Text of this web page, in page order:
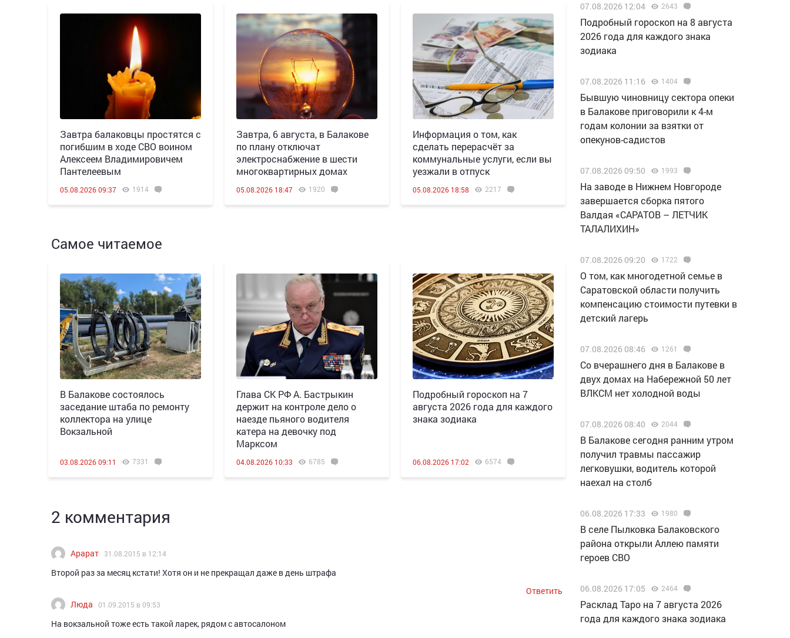
Завтра балаковцы простятся с
погибшим в ходе СВО воином
Алексеем Владимировичем
Пантелеевым
05.08.2026 09:37 1914
Завтра, 6 августа, в Балакове
по плану отключат
электроснабжение в шести
многоквартирных домах
05.08.2026 18:47 1920
Информация о том, как
сделать перерасчёт за
коммунальные услуги, если вы
уезжали в отпуск
05.08.2026 18:58 2217
Самое читаемое
В Балакове состоялось
заседание штаба по ремонту
коллектора на улице
Вокзальной
03.08.2026 09:11 7331
Глава СК РФ А. Бастрыкин
держит на контроле дело о
наезде пьяного водителя
катера на девочку под
Марксом
04.08.2026 10:33 6785
Подробный гороскоп на 7
августа 2026 года для каждого
знака зодиака
06.08.2026 17:02 6574
2 комментария
Арарат 31.08.2015 в 12:14
Второй раз за месяц кстати! Хотя он и не прекращал даже в день штрафа
Ответить
Люда
01.09.2015 в 09:53
На вокзальной тоже есть такой ларек, рядом с автосалоном
07.08.2026 12:04 2643
Подробный гороскоп на 8 августа
2026 года для каждого знака
зодиака
07.08.2026 11:16 1404
Бывшую чиновницу сектора опеки
в Балакове приговорили к 4-м
годам колонии за взятки от
опекунов-садистов
07.08.2026 09:50 1993
Н️а заводе в Нижнем Новгороде
завершается сборка пятого
Валдая «САРАТОВ – ЛЕТЧИК
ТАЛАЛИХИН»
07.08.2026 09:20 1722
О том, как многодетной семье в
Саратовской области получить
компенсацию стоимости путевки в
детский лагерь
07.08.2026 08:46 1261
Со вчерашнего дня в Балакове в
двух домах на Набережной 50 лет
ВЛКСМ нет холодной воды
07.08.2026 08:40 2044
В Балакове сегодня ранним утром
получил травмы пассажир
легковушки, водитель которой
наехал на столб
06.08.2026 17:33 1980
В селе Пылковка Балаковского
района открыли Аллею памяти
героев СВО
06.08.2026 17:05 2464
Расклад Таро на 7 августа 2026
года для каждого знака зодиака